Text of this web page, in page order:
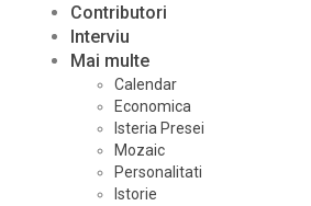
Contributori
Interviu
Mai multe
Calendar
Economica
Isteria Presei
Mozaic
Personalitati
Istorie